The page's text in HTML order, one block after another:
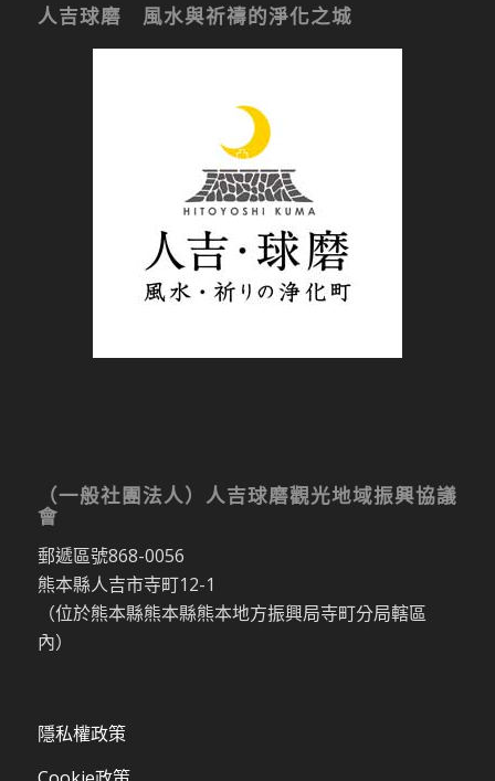
人吉球磨 風水與祈禱的淨化之城
（一般社團法人）人吉球磨觀光地域振興協議
會
郵遞區號868-0056
熊本縣人吉市寺町12-1
（位於熊本縣熊本縣熊本地方振興局寺町分局轄區
內）
隱私權政策